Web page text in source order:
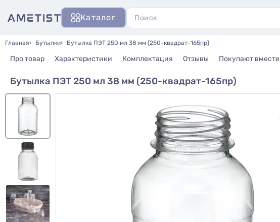
Каталог
Главная Бутылки Бутылка ПЭТ 250 мл 38 мм (250-квадрат-165пр)
Про товар Характеристики Комплектация Отзывы Покупают вместе
Бутылка ПЭТ 250 мл 38 мм (250-квадрат-165пр)